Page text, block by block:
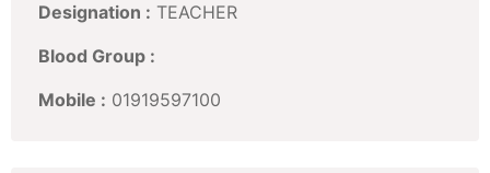
Designation : TEACHER
Blood Group :
Mobile : 01919597100